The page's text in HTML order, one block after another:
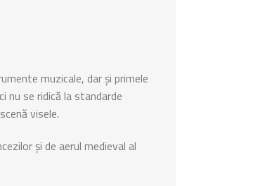
muzicale, dar și primele
nu se ridică la standarde
visele.
și de aerul medieval al